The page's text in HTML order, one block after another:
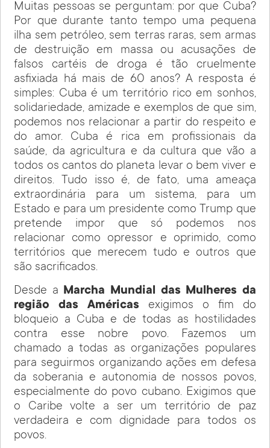
Muitas pessoas se perguntam: por que Cuba?
Por que durante tanto tempo uma pequena
ilha sem petróleo, sem terras raras, sem armas
de destruição em massa ou acusações de
falsos cartéis de droga é tão cruelmente
asfixiada há mais de 60 anos? A resposta é
simples: Cuba é um território rico em sonhos,
solidariedade, amizade e exemplos de que sim,
podemos nos relacionar a partir do respeito e
do amor. Cuba é rica em profissionais da
saúde, da agricultura e da cultura que vão a
todos os cantos do planeta levar o bem viver e
direitos. Tudo isso é, de fato, uma ameaça
extraordinária para um sistema, para um
Estado e para um presidente como Trump que
pretende impor que só podemos nos
relacionar como opressor e oprimido, como
territórios que merecem tudo e outros que
são sacrificados.
Desde a Marcha Mundial das Mulheres da
região das Américas exigimos o fim do
bloqueio a Cuba e de todas as hostilidades
contra esse nobre povo. Fazemos um
chamado a todas as organizações populares
para seguirmos organizando ações em defesa
da soberania e autonomia de nossos povos,
especialmente do povo cubano. Exigimos que
o Caribe volte a ser um território de paz
verdadeira e com dignidade para todos os
povos.